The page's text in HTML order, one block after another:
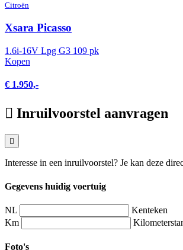
Citroën
Xsara Picasso
1.6i-16V Lpg G3 109 pk
Kopen
€ 1.950,-
Inruilvoorstel aanvragen
Interesse in een inruilvoorstel? Je kan deze
Gegevens huidig voertuig
NL
Kenteken
Km
Foto's